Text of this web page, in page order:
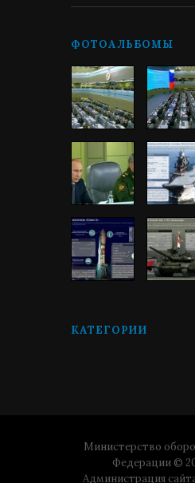
ФОТОАЛЬБОМЫ
КАТЕГОРИИ
Министерство
Федерации ©
Администрация